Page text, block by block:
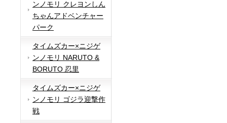
ンノモリ クレヨンしん
ちゃんアドベンチャー
パーク
タイムズカー×ニジゲ
ンノモリ NARUTO &
BORUTO 忍里
タイムズカー×ニジゲ
ンノモリ ゴジラ迎撃作
戦